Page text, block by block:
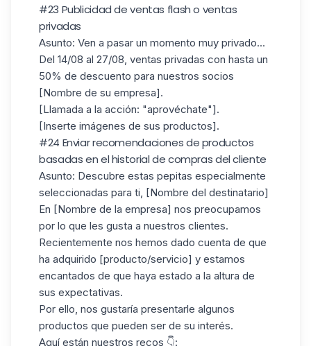
#23 Publicidad de ventas flash o ventas
privadas
Asunto: Ven a pasar un momento muy privado...
Del 14/08 al 27/08, ventas privadas con hasta un
50% de descuento para nuestros socios
[Nombre de su empresa].
[Llamada a la acción: "aprovéchate"].
[Inserte imágenes de sus productos].
#24 Enviar recomendaciones de productos
basadas en el historial de compras del cliente
Asunto: Descubre estas pepitas especialmente
seleccionadas para ti, [Nombre del destinatario]
En [Nombre de la empresa] nos preocupamos
por lo que les gusta a nuestros clientes.
Recientemente nos hemos dado cuenta de que
ha adquirido [producto/servicio] y estamos
encantados de que haya estado a la altura de
sus expectativas.
Por ello, nos gustaría presentarle algunos
productos que pueden ser de su interés.
Aquí están nuestros recos 👇: